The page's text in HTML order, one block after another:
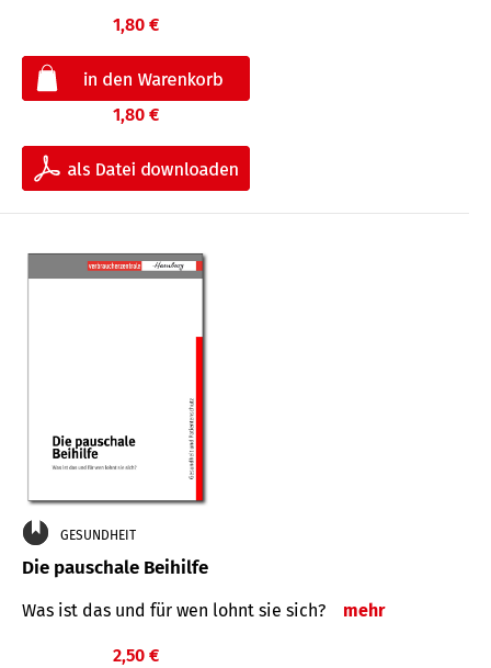
1,80 €
1,80 €
GESUNDHEIT
Die pauschale Beihilfe
Was ist das und für wen lohnt sie sich? mehr
2,50 €